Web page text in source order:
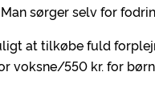
sørger selv for
at tilkøbe fuld
voksne/550 kr. for